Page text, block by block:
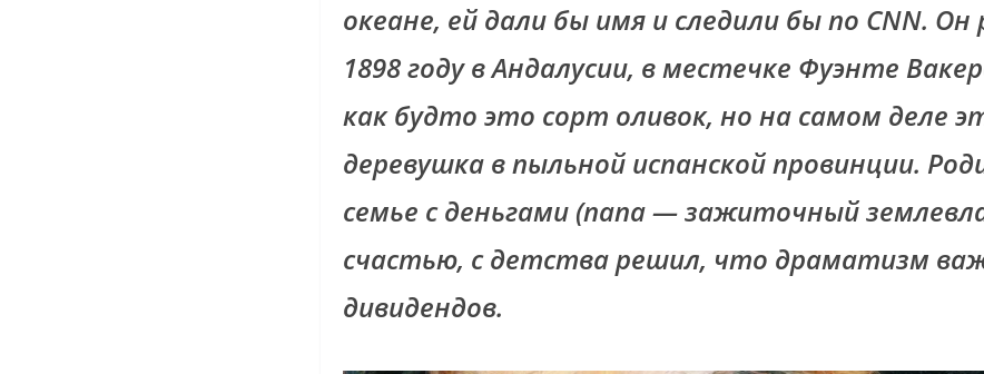
океане, ей дали бы имя и следили бы по CNN. Он
1898 году в Андалусии, в местечке Фуэнте
как будто это сорт оливок, но на самом деле
деревушка в пыльной испанской провинции.
семье с деньгами (папа — зажиточный
счастью, с детства решил, что драматизм
дивидендов.